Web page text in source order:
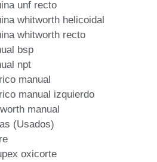
unf recto
whitworth helicoidal
whitworth recto
bsp
npt
manual
manual izquierdo
manual
(Usados)
oxicorte